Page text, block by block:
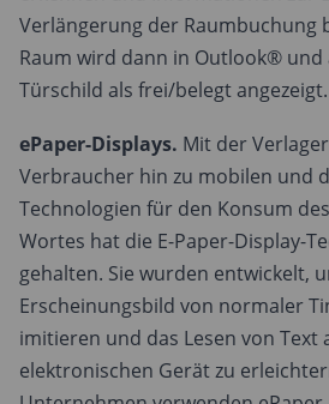
Verlängerung der Raumbuchung
Raum wird dann in Outlook®
Türschild als frei/belegt angezeigt.
ePaper-Displays. Mit der
Verbraucher hin zu mobilen und
Technologien für den Konsum
Wortes hat die E-Paper-Display-
gehalten. Sie wurden entwickelt,
Erscheinungsbild von normaler
imitieren und das Lesen von Text
elektronischen Gerät zu